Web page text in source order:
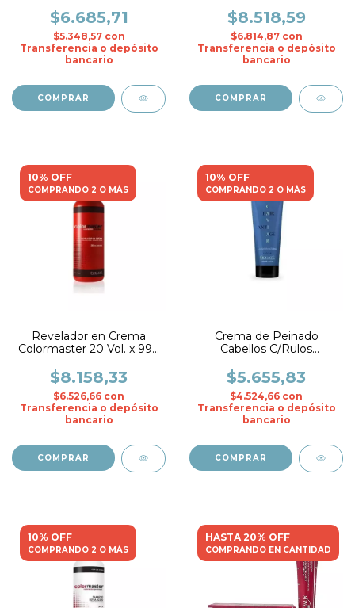
$6.685,71
$5.348,57 con
Transferencia o depósito
bancario
$8.518,59
$6.814,87 con
Transferencia o depósito
bancario
10% OFF
COMPRANDO 2 O MÁS
Revelador en Crema
Colormaster 20 Vol. x 990
$8.158,33
$6.526,66 con
Transferencia o depósito
bancario
10% OFF
COMPRANDO 2 O MÁS
Crema de Peinado
Cabellos C/Rulos
ml. - Fidelite
$5.655,83
$4.524,66 con
Transferencia o depósito
bancario
10% OFF
COMPRANDO 2 O MÁS
HASTA 20% OFF
COMPRANDO EN CANTIDAD